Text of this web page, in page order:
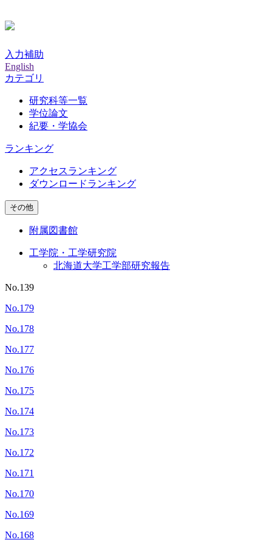
入力補助
English
カテゴリ
研究科等一覧
学位論文
紀要・学協会
ランキング
アクセスランキング
ダウンロードランキング
その他
附属図書館
工学院・工学研究院
北海道大学工学部研究報告
No.139
No.179
No.178
No.177
No.176
No.175
No.174
No.173
No.172
No.171
No.170
No.169
No.168